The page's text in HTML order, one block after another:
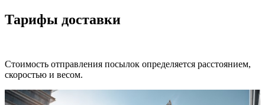
Тарифы доставки
Стоимость отправления посылок определяется расстоянием,
скоростью и весом.